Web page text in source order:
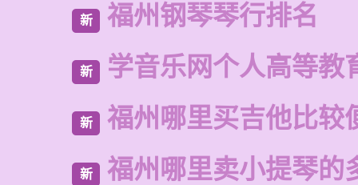
新 福州钢琴琴行排名
新 学音乐网个人高等教
新 福州哪里买吉他比较
新 福州哪里卖小提琴的